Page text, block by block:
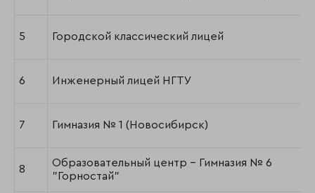
5 Городской классический лицей
6 Инженерный лицей НГТУ
7 Гимназия № 1 (Новосибирск)
8
Образовательный центр - Гимназия № 6
"Горностай"